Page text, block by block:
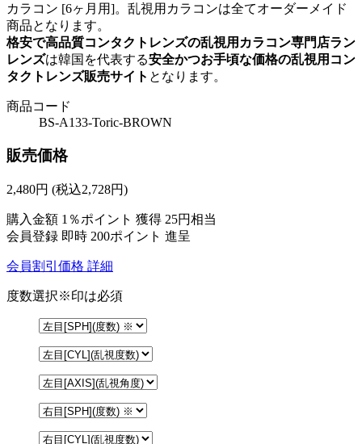
カラコン [6ヶ月用]。乱視用カラコンは全てオーダーメイド
商品となります。
格安で高品質コンタクトレンズの乱視用カラコン専門店ラン
レンズは韓国を代表する安全かつお手頃な価格の乱視用コン
タクトレンズ販売サイト となります。
商品コード
BS-A133-Toric-BROWN
販売価格
2,480円 (税込2,728円)
購入金額 1％ポイント 獲得 25円相当
会員登録 即時 200ポイント 進呈
会員割引価格 詳細
度数選択※印は必須